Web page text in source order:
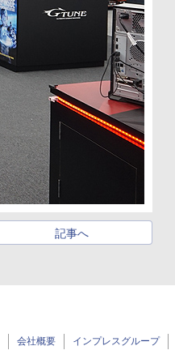
記事へ
会社概要 インプレスグループ